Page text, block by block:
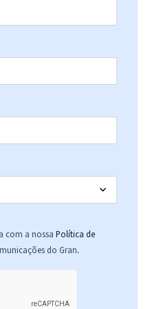
36,19
Regional do Trabalho da 10ª
- Área: Administrativa -
vista
Regional do Trabalho da 10ª
com a nossa Política de
do Gran.